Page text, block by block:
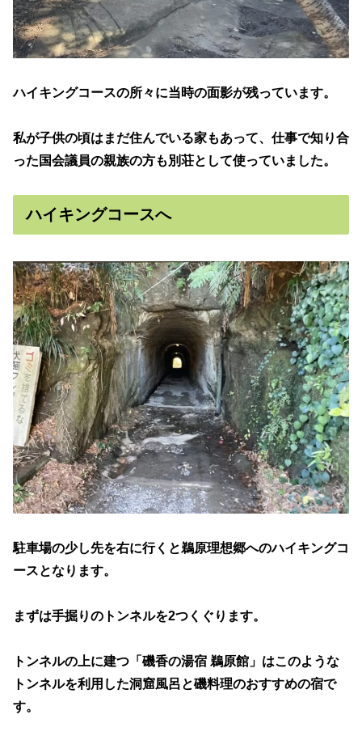
ハイキングコースの所々に当時の面影が残っています。
私が子供の頃はまだ住んでいる家もあって、仕事で知り合
った国会議員の親族の方も別荘として使っていました。
ハイキングコースへ
駐車場の少し先を右に行くと鵜原理想郷へのハイキングコ
ースとなります。
まずは手掘りのトンネルを2つくぐります。
トンネルの上に建つ「磯香の湯宿 鵜原館」はこのような
トンネルを利用した洞窟風呂と磯料理のおすすめの宿で
す。